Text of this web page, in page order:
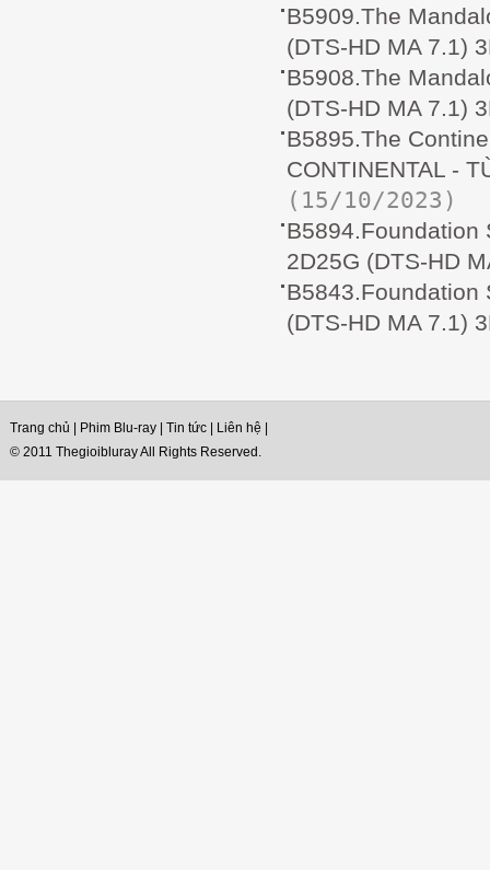
B5909.The
(DTS-HD MA 7.1)
B5908.The
(DTS-HD MA 7.1)
B5895.The
CONTINENTAL -
(15/10/2023)
B5894.Foundation
2D25G (DTS-HD
B5843.Foundation
(DTS-HD MA 7.1)
Trang chủ Phim Blu-ray Tin tức Liên hệ
© 2011 Thegioibluray All Rights Reserved.